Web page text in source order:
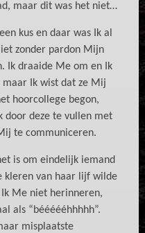
maar dit was het niet…
kus en daar was Ik al
zonder pardon Mijn
Ik draaide Me om en Ik
maar Ik wist dat ze Mij
hoorcollege begon,
door deze te vullen met
te communiceren.
is om eindelijk iemand
kleren van haar lijf wilde
Me niet herinneren,
als “béééééhhhhh”.
misplaatste